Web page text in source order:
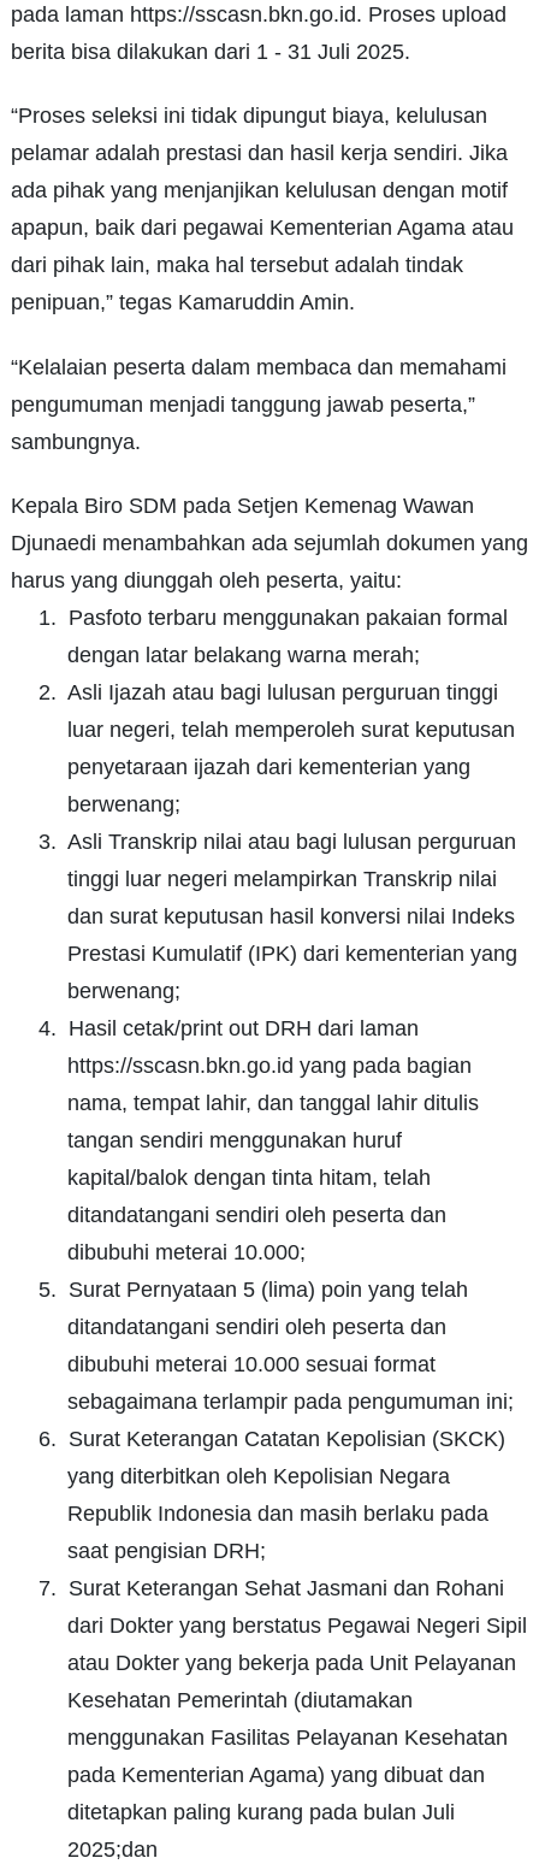
pada laman https://sscasn.bkn.go.id. Proses upload
berita bisa dilakukan dari 1 - 31 Juli 2025.
“Proses seleksi ini tidak dipungut biaya, kelulusan
pelamar adalah prestasi dan hasil kerja sendiri. Jika
ada pihak yang menjanjikan kelulusan dengan motif
apapun, baik dari pegawai Kementerian Agama atau
dari pihak lain, maka hal tersebut adalah tindak
penipuan,” tegas Kamaruddin Amin.
“Kelalaian peserta dalam membaca dan memahami
pengumuman menjadi tanggung jawab peserta,”
sambungnya.
Kepala Biro SDM pada Setjen Kemenag Wawan
Djunaedi menambahkan ada sejumlah dokumen yang
harus yang diunggah oleh peserta, yaitu:
1. Pasfoto terbaru menggunakan pakaian formal
dengan latar belakang warna merah;
2. Asli Ijazah atau bagi lulusan perguruan tinggi
luar negeri, telah memperoleh surat keputusan
penyetaraan ijazah dari kementerian yang
berwenang;
3. Asli Transkrip nilai atau bagi lulusan perguruan
tinggi luar negeri melampirkan Transkrip nilai
dan surat keputusan hasil konversi nilai Indeks
Prestasi Kumulatif (IPK) dari kementerian yang
berwenang;
4. Hasil cetak/print out DRH dari laman
https://sscasn.bkn.go.id yang pada bagian
nama, tempat lahir, dan tanggal lahir ditulis
tangan sendiri menggunakan huruf
kapital/balok dengan tinta hitam, telah
ditandatangani sendiri oleh peserta dan
dibubuhi meterai 10.000;
5. Surat Pernyataan 5 (lima) poin yang telah
ditandatangani sendiri oleh peserta dan
dibubuhi meterai 10.000 sesuai format
sebagaimana terlampir pada pengumuman ini;
6. Surat Keterangan Catatan Kepolisian (SKCK)
yang diterbitkan oleh Kepolisian Negara
Republik Indonesia dan masih berlaku pada
saat pengisian DRH;
7. Surat Keterangan Sehat Jasmani dan Rohani
dari Dokter yang berstatus Pegawai Negeri Sipil
atau Dokter yang bekerja pada Unit Pelayanan
Kesehatan Pemerintah (diutamakan
menggunakan Fasilitas Pelayanan Kesehatan
pada Kementerian Agama) yang dibuat dan
ditetapkan paling kurang pada bulan Juli
2025;dan